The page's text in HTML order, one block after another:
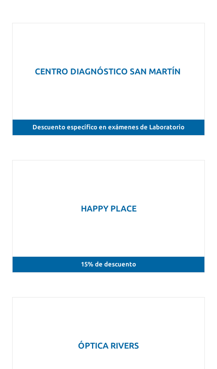
CENTRO DIAGNÓSTICO SAN MARTÍN
Descuento específico en exámenes de Laboratorio
HAPPY PLACE
15% de descuento
ÓPTICA RIVERS